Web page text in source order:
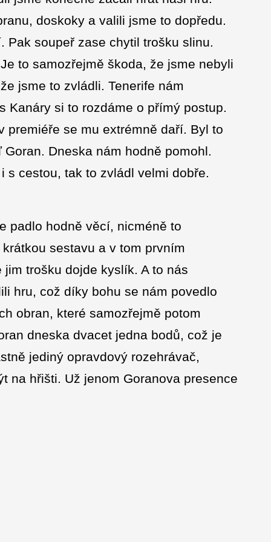
doskoky a valili jsme to dopředu.
Pak soupeř zase chytil trošku slinu.
to samozřejmě škoda, že jsme nebyli
jsme to zvládli. Tenerife nám
Kanáry si to rozdáme o přímý postup.
se mu extrémně daří. Byl to
Dneska nám hodně pomohl.
s cestou, tak to zvládl velmi dobře.
padlo hodně věcí, nicméně to
sestavu a v tom prvním
trošku dojde kyslík. A to nás
hru, což díky bohu se nám povedlo
obran, které samozřejmě potom
dneska dvacet jedna bodů, což je
jediný opravdový rozehrávač,
na hřišti. Už jenom Goranova presence